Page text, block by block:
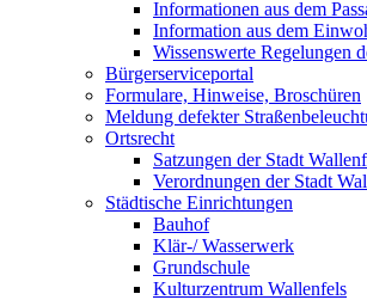
Informationen aus dem
Information aus dem
Wissenswerte Regelungen
Bürgerserviceportal
Formulare, Hinweise, Broschüren
Meldung defekter
Ortsrecht
Satzungen der Stadt
Verordnungen der Stadt
Städtische Einrichtungen
Bauhof
Klär-/ Wasserwerk
Grundschule
Kulturzentrum Wallenfels